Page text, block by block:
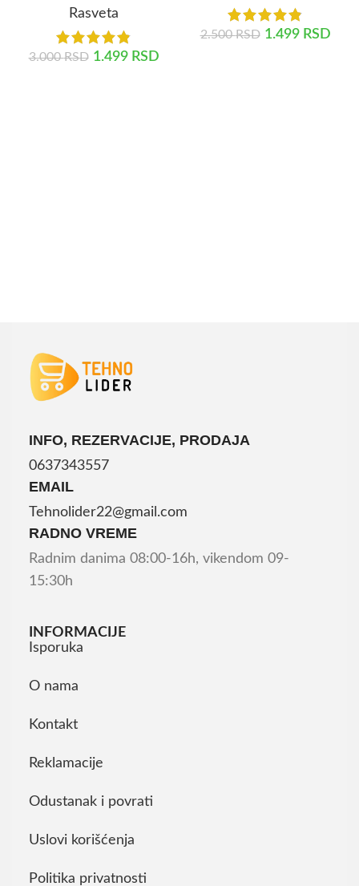
Rasveta
3.000RSD 1.499 RSD
2.500RSD 1.499 RSD
INFO, REZERVACIJE, PRODAJA
0637343557
EMAIL
Tehnolider22@gmail.com
RADNO VREME
Radnim danima 08:00-16h, vikendom 09-
15:30h
INFORMACIJE
Isporuka
O nama
Kontakt
Reklamacije
Odustanak i povrati
Uslovi korišćenja
Politika privatnosti